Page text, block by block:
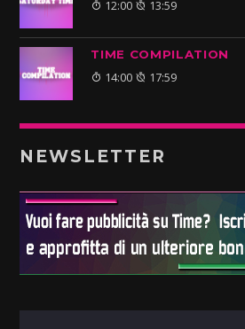
12:00 13:59
TIME COMPILATION
14:00 17:59
NEWSLETTER